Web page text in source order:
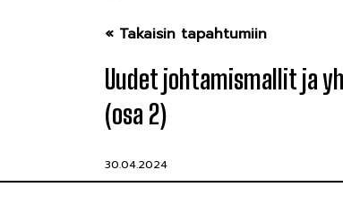
« Takaisin tapahtumiin
Uudet johtamismallit ja
(osa 2)
30.04.2024